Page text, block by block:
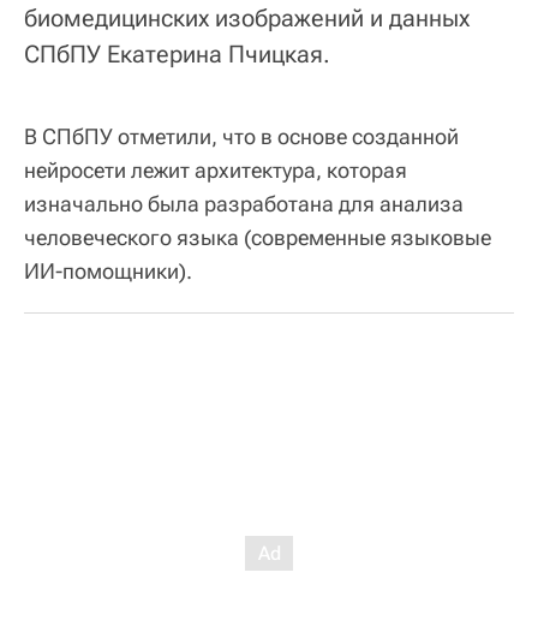
биомедицинских изображений и данных
СПбПУ Екатерина Пчицкая.
В СПбПУ отметили, что в основе созданной
нейросети лежит архитектура, которая
изначально была разработана для анализа
человеческого языка (современные языковые
ИИ-помощники).